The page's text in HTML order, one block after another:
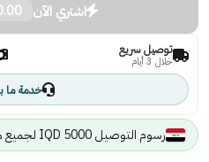
اشتري الآن IQD
توصيل سريع
خلال 3 أيام
خدمة ما
رسوم التوصيل 5000 IQD لجميع مدن العراق